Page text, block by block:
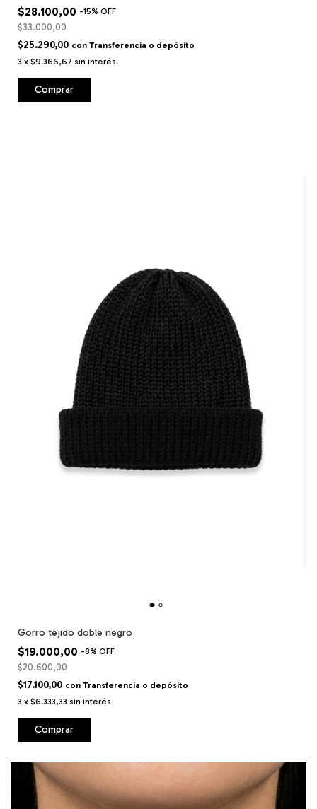
$28.100,00 -15% OFF
$33.000,00
$25.290,00 con Transferencia o depósito
3 x $9.366,67 sin interés
Gorro tejido doble negro
$19.000,00 -8% OFF
$20.600,00
$17.100,00 con Transferencia o depósito
3 x $6.333,33 sin interés